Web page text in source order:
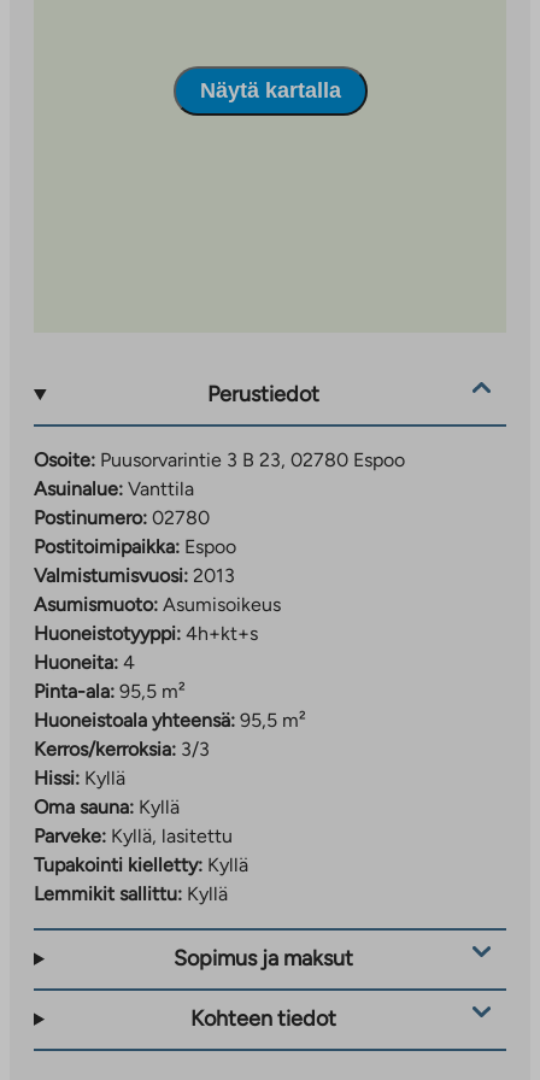
Näytä kartalla
Perustiedot
Osoite: Puusorvarintie 3 B 23, 02780 Espoo
Asuinalue: Vanttila
Postinumero: 02780
Postitoimipaikka: Espoo
Valmistumisvuosi: 2013
Asumismuoto: Asumisoikeus
Huoneistotyyppi: 4h+kt+s
Huoneita: 4
Pinta-ala: 95,5 m²
Huoneistoala yhteensä: 95,5 m²
Kerros/kerroksia: 3/3
Hissi: Kyllä
Oma sauna: Kyllä
Parveke: Kyllä, lasitettu
Tupakointi kielletty: Kyllä
Lemmikit sallittu: Kyllä
Sopimus ja maksut
Kohteen tiedot